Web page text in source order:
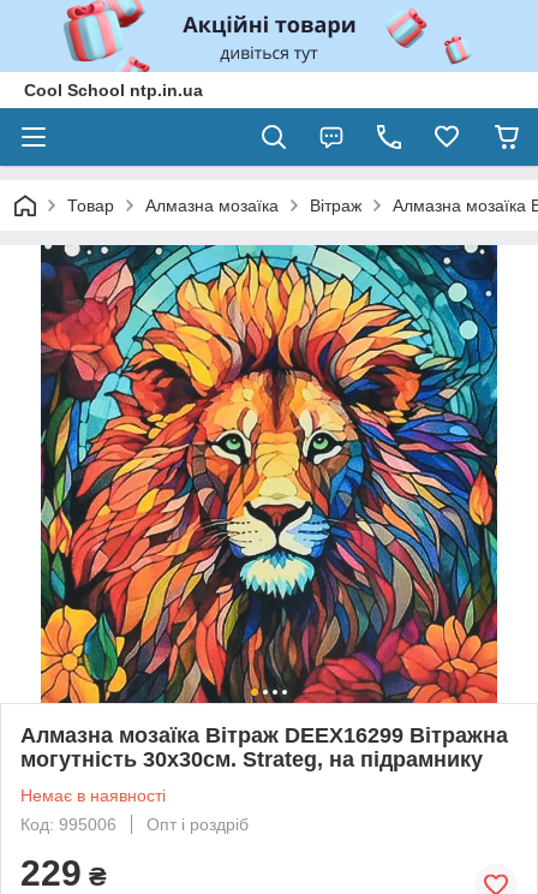
Cool School ntp.in.ua
Товар Алмазна мозаїка Вітраж Алмазна мозаїка
Алмазна мозаїка Вітраж DEEX16299 Вітражна
могутність 30х30см. Strateg, на підрамнику
Немає в наявності
Код: 995006
Опт і роздріб
229 ₴